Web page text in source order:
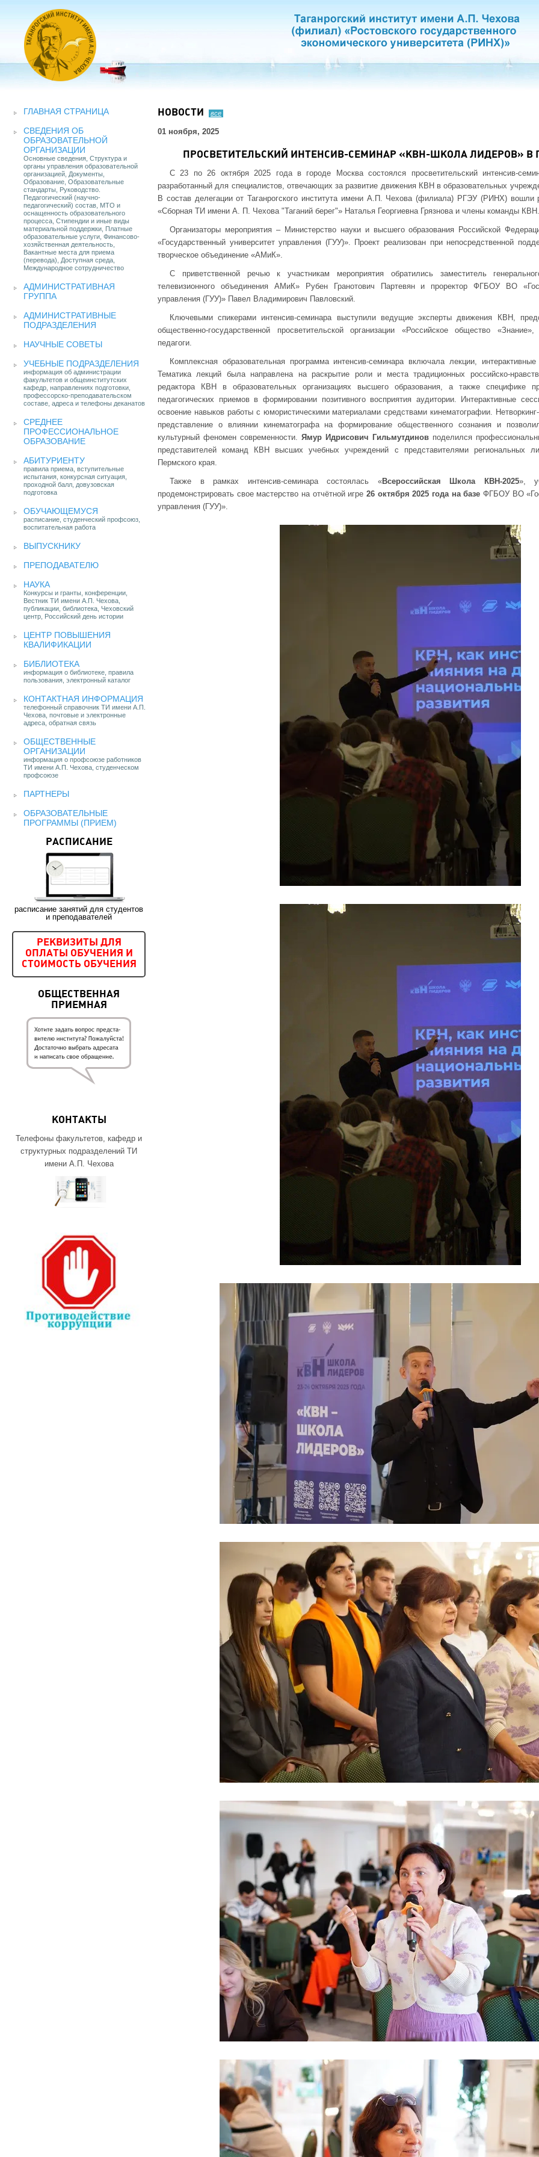
ГЛАВНАЯ СТРАНИЦА
СВЕДЕНИЯ ОБ
ОБРАЗОВАТЕЛЬНОЙ
ОРГАНИЗАЦИИ
Основные сведения, Структура и
органы управления образовательной
организацией, Документы,
Образование, Образовательные
стандарты, Руководство.
Педагогический (научно-
педагогический) состав, МТО и
оснащенность образовательного
процесса, Стипендии и иные виды
материальной поддержки, Платные
образовательные услуги, Финансово-
хозяйственная деятельность,
Вакантные места для приема
(перевода), Доступная среда,
Международное сотрудничество
АДМИНИСТРАТИВНАЯ
ГРУППА
АДМИНИСТРАТИВНЫЕ
ПОДРАЗДЕЛЕНИЯ
НАУЧНЫЕ СОВЕТЫ
УЧЕБНЫЕ ПОДРАЗДЕЛЕНИЯ
информация об администрации
факультетов и общеинститутских
кафедр, направлениях подготовки,
профессорско-преподавательском
составе, адреса и телефоны деканатов
СРЕДНЕЕ
ПРОФЕССИОНАЛЬНОЕ
ОБРАЗОВАНИЕ
АБИТУРИЕНТУ
правила приема, вступительные
испытания, конкурсная ситуация,
проходной балл, довузовская
подготовка
ОБУЧАЮЩЕМУСЯ
расписание, студенческий профсоюз,
воспитательная работа
ВЫПУСКНИКУ
ПРЕПОДАВАТЕЛЮ
НАУКА
Конкурсы и гранты, конференции,
Вестник ТИ имени А.П. Чехова,
публикации, библиотека, Чеховский
центр, Российский день истории
ЦЕНТР ПОВЫШЕНИЯ
КВАЛИФИКАЦИИ
БИБЛИОТЕКА
информация о библиотеке, правила
пользования, электронный каталог
КОНТАКТНАЯ ИНФОРМАЦИЯ
телефонный справочник ТИ имени А.П.
Чехова, почтовые и электронные
адреса, обратная связь
ОБЩЕСТВЕННЫЕ
ОРГАНИЗАЦИИ
информация о профсоюзе работников
ТИ имени А.П. Чехова, студенческом
профсоюзе
ПАРТНЕРЫ
ОБРАЗОВАТЕЛЬНЫЕ
ПРОГРАММЫ (ПРИЕМ)
РАСПИСАНИЕ
расписание занятий для студентов
и преподавателей
РЕКВИЗИТЫ ДЛЯ
ОПЛАТЫ ОБУЧЕНИЯ И
СТОИМОСТЬ ОБУЧЕНИЯ
ОБЩЕСТВЕННАЯ
ПРИЕМНАЯ
КОНТАКТЫ
Телефоны факультетов, кафедр и
структурных подразделений ТИ
имени А.П. Чехова
НОВОСТИ все
01 ноября, 2025
ПРОСВЕТИТЕЛЬСКИЙ ИНТЕНСИВ-СЕМИНАР «КВН-ШКОЛА ЛИДЕРОВ» В
С 23 по 26 октября 2025 года в городе Москва состоялся просветительский интенсив-
разработанный для специалистов, отвечающих за развитие движения КВН в образовательных
В состав делегации от Таганрогского института имени А.П. Чехова (филиала) РГЭУ (РИНХ) вошли
«Сборная ТИ имени А. П. Чехова "Таганий берег"» Наталья Георгиевна Грязнова и члены команды КВН.
Организаторы мероприятия – Министерство науки и высшего образования Российской
«Государственный университет управления (ГУУ)». Проект реализован при непосредственной
творческое объединение «АМиК».
С приветственной речью к участникам мероприятия обратились заместитель
телевизионного объединения АМиК» Рубен Гранотович Партевян и проректор ФГБОУ ВО
управления (ГУУ)» Павел Владимирович Павловский.
Ключевыми спикерами интенсив-семинара выступили ведущие эксперты движения КВН,
общественно-государственной просветительской организации «Российское общество
педагоги.
Комплексная образовательная программа интенсив-семинара включала лекции, интерактивные
Тематика лекций была направлена на раскрытие роли и места традиционных российско-
редактора КВН в образовательных организациях высшего образования, а также специфике
педагогических приемов в формировании позитивного восприятия аудитории. Интерактивные
освоение навыков работы с юмористическими материалами средствами кинематографии.
представление о влиянии кинематографа на формирование общественного сознания и
культурный феномен современности. Ямур Идрисович Гильмутдинов поделился
представителей команд КВН высших учебных учреждений с представителями региональных
Пермского края.
Также в рамках интенсив-семинара состоялась «Всероссийская Школа КВН-2025»,
продемонстрировать свое мастерство на отчётной игре 26 октября 2025 года на базе ФГБОУ ВО
управления (ГУУ)».